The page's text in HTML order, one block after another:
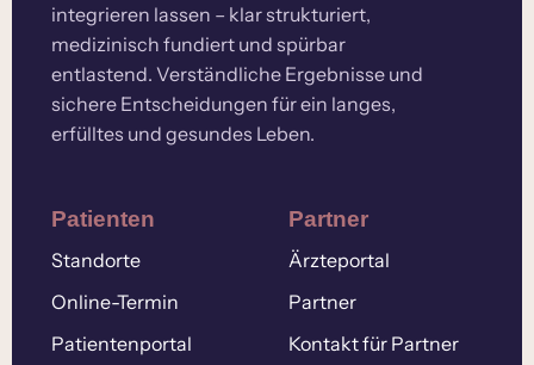
integrieren lassen – klar strukturiert,
medizinisch fundiert und spürbar
entlastend. Verständliche Ergebnisse und
sichere Entscheidungen für ein langes,
erfülltes und gesundes Leben.
Patienten
Standorte
Online-Termin
Patientenportal
Partner
Ärzteportal
Partner
Kontakt für Partner